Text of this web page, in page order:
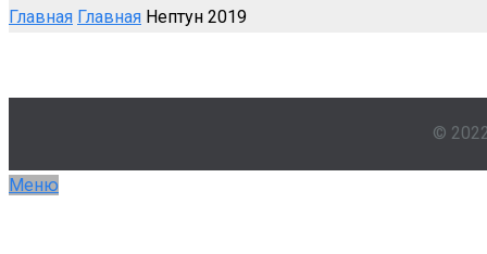
Главная Главная Нептун 2019
©
Меню